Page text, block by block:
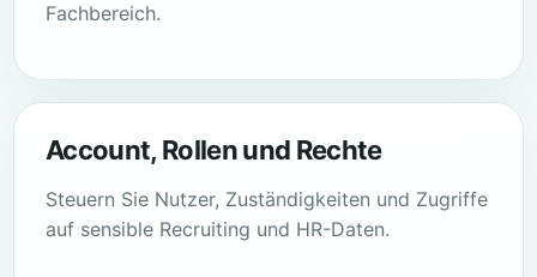
Fachbereich.
Account, Rollen und Rechte
Steuern Sie Nutzer, Zuständigkeiten und Zugriffe
auf sensible Recruiting und HR-Daten.